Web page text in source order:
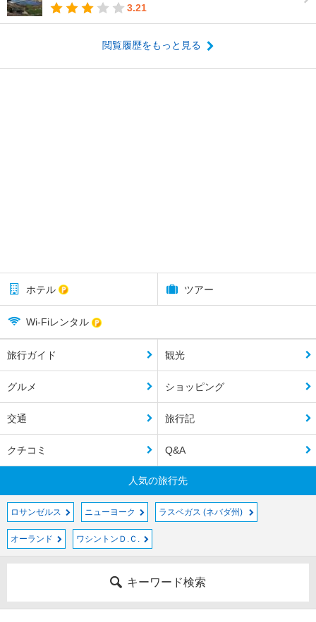
3.21
閲覧履歴をもっと見る
ホテル ツアー
Wi-Fiレンタル
旅行ガイド 観光
グルメ ショッピング
交通 旅行記
クチコミ Q&A
人気の旅行先
ロサンゼルス ニューヨーク ラスベガス (ネバダ州)
オーランド ワシントンＤ.Ｃ.
キーワード検索